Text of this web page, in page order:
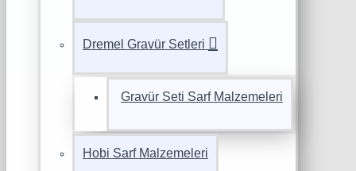
Dremel Gravür Setleri
Gravür Seti Sarf Malzemeleri
Hobi Sarf Malzemeleri